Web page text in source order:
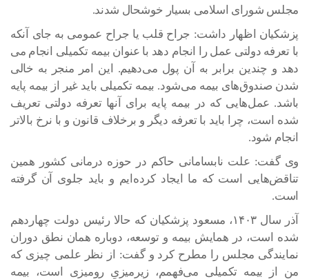
مجلس شورای اسلامی بسیار خوشحال شدند.
پزشکیان اظهار داشت: جراح قلب یا جراح عمومی به جای آنکه
با تعرفه دولتی عمل را انجام دهد با عنوان بیمه تکمیلی انجام می
دهد و چندین برابر به آن پول می‌دهیم. این امر منجر به خالی
شدن صندوق‌های بیمه می‌شود. بیمه تکمیلی باید غیر از بیمه پایه
باشد. عمل‌هایی که در بیمه پایه برای آنها تعرفه دولتی تعریف
شده است، چرا باید با تعرفه دیگر و برخلاف قانون و با نرخ بالاتر
انجام شود.
وی گفت: علت نابسامانی حاکم در حوزه درمانی کشور همین
تناقض‌هایی است که ما ایجاد کرده‌ایم و باید جلوی آن گرفته
است.
آذر سال ۱۴۰۳، مسعود پزشکیان که حالا رئیس دولت چهاردهم
شده است، در همایش بیمه و توسعه، دوباره همان نطق دوران
نمایندگی مجلس را مطرح کرد و گفت: از نظر علمی چیزی که
من از بیمه تکمیلی می‌فهمم، زیرمیزیِ رومیزی است، بیمه